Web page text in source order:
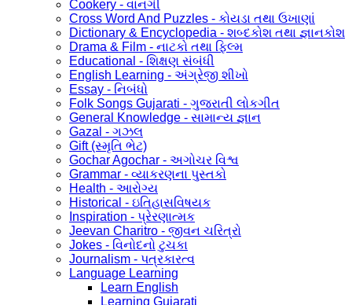
Cookery - વાનગી
Cross Word And Puzzles - કોયડા તથા ઉખાણાં
Dictionary & Encyclopedia - શબ્દકોશ તથા જ્ઞાનકોશ
Drama & Film - નાટકો તથા ફિલ્મ
Educational - શિક્ષણ સંબંધી
English Learning - અંગ્રેજી શીખો
Essay - નિબંધો
Folk Songs Gujarati - ગુજરાતી લોકગીત
General Knowledge - સામાન્ય જ્ઞાન
Gazal - ગઝલ
Gift (સ્મૃતિ ભેટ)
Gochar Agochar - અગોચર વિશ્વ
Grammar - વ્યાકરણના પુસ્તકો
Health - આરોગ્ય
Historical - ઇતિહાસવિષયક
Inspiration - પ્રેરણાત્મક
Jeevan Charitro - જીવન ચરિત્રો
Jokes - વિનોદનો ટુચકા
Journalism - પત્રકારત્વ
Language Learning
Learn English
Learning Gujarati